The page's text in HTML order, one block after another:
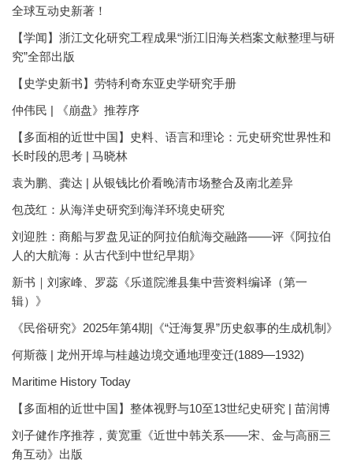
全球互动史新著！
【学闻】浙江文化研究工程成果“浙江旧海关档案文献整理与研
究”全部出版
【史学史新书】劳特利奇东亚史学研究手册
仲伟民 | 《崩盘》推荐序
【多面相的近世中国】史料、语言和理论：元史研究世界性和
长时段的思考 | 马晓林
袁为鹏、龚达 | 从银钱比价看晚清市场整合及南北差异
包茂红：从海洋史研究到海洋环境史研究
刘迎胜：商船与罗盘见证的阿拉伯航海交融路——评《阿拉伯
人的大航海：从古代到中世纪早期》
新书｜刘家峰、罗蕊《乐道院潍县集中营资料编译（第一
辑）》
《民俗研究》2025年第4期|《“迁海复界”历史叙事的生成机制》
何斯薇 | 龙州开埠与桂越边境交通地理变迁(1889—1932)
Maritime History Today
【多面相的近世中国】整体视野与10至13世纪史研究 | 苗润博
刘子健作序推荐，黄宽重《近世中韩关系——宋、金与高丽三
角互动》出版